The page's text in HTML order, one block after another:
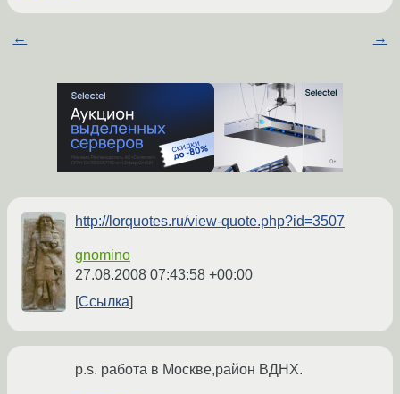
← →
http://lorquotes.ru/view-quote.php?id=3507
gnomino
27.08.2008 07:43:58 +00:00
Ссылка
p.s. работа в Москве,район ВДНХ.